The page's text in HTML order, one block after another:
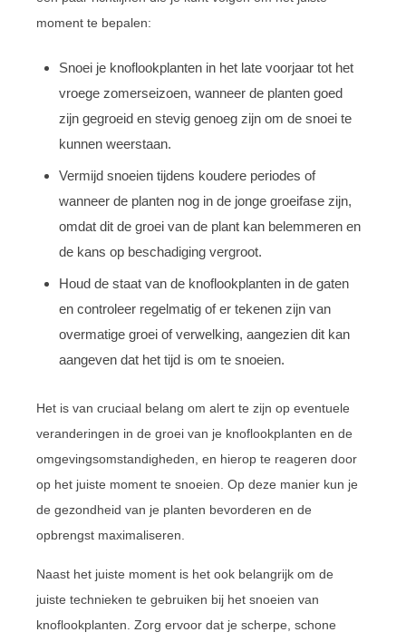
moment te bepalen:
Snoei je knoflookplanten in het late voorjaar tot het
vroege zomerseizoen, wanneer de planten goed
zijn gegroeid en stevig genoeg zijn om de snoei te
kunnen weerstaan.
Vermijd snoeien tijdens koudere periodes of
wanneer de planten nog in de jonge groeifase zijn,
omdat dit de groei van de plant kan belemmeren en
de kans op beschadiging vergroot.
Houd de staat van de knoflookplanten in de gaten
en controleer regelmatig of er tekenen zijn van
overmatige groei of verwelking, aangezien dit kan
aangeven dat het tijd is om te snoeien.
Het is van cruciaal belang om alert te zijn op eventuele
veranderingen in de groei van je knoflookplanten en de
omgevingsomstandigheden, en hierop te reageren door
op het juiste moment te snoeien. Op deze manier kun je
de gezondheid van je planten bevorderen en de
opbrengst maximaliseren.
Naast het juiste moment is het ook belangrijk om de
juiste technieken te gebruiken bij het snoeien van
knoflookplanten. Zorg ervoor dat je scherpe, schone